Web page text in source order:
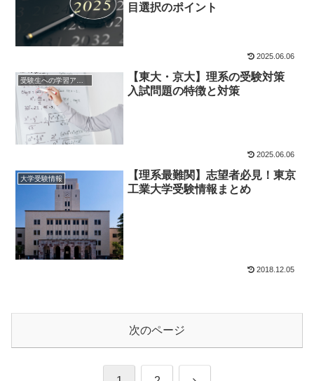
目選択のポイント
2025.06.06
【東大・京大】理系の受験対策
入試問題の特徴と対策
2025.06.06
大学受験情報
【理系最難関】志望者必見！東京
工業大学受験情報まとめ
2018.12.05
次のページ